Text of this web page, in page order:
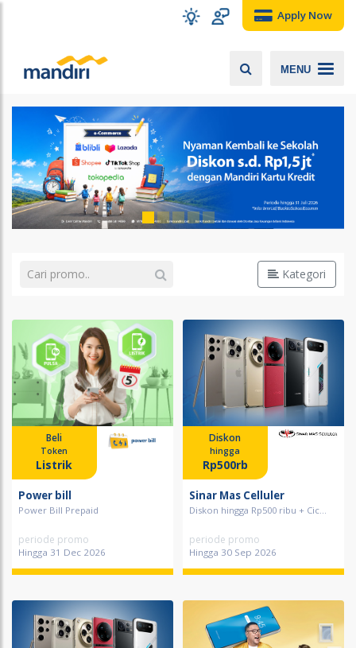
Apply Now
MENU
Kategori
Beli
Token
Listrik
Power bill
Power Bill Prepaid
periode promo
Hingga 31 Dec 2026
Diskon
hingga
Rp500rb
Sinar Mas Celluler
Diskon hingga Rp500 ribu + Cic...
periode promo
Hingga 30 Sep 2026